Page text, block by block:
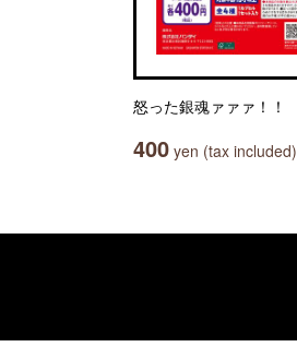
怒った銀魂ァァァ！！
400 yen (tax included)